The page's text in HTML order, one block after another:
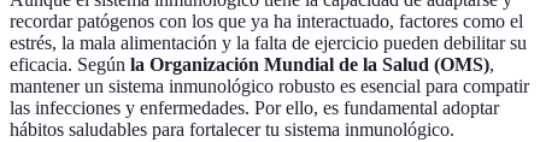
recordar patógenos con los que ya ha interactuado, factores como el
estrés, la mala alimentación y la falta de ejercicio pueden debilitar su
eficacia. Según la Organización Mundial de la Salud (OMS),
mantener un sistema inmunológico robusto es esencial para compatir
las infecciones y enfermedades. Por ello, es fundamental adoptar
hábitos saludables para fortalecer tu sistema inmunológico.